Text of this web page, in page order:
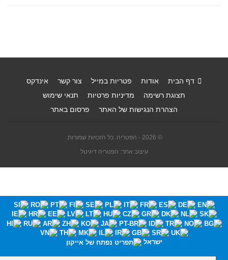
דף הבית אודות פטריות במייל צור קשר
אינדקס
תצוגת רשימה
מדיניות פרטיות
תנאי שימוש
הצהרת הנגישות של האתר
פרסום באתר
© 2026 - הפטריה. כל הזכויות שמורות.
עיצוב אתר: הפטריה דיגיטל
ישראל